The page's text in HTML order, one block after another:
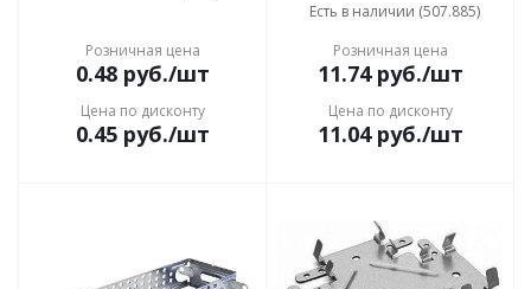
Розничная цена
0.48руб./шт
Цена по дисконту
0.45руб./шт
Есть в наличии (507.885)
Розничная цена
11.74руб./шт
Цена по дисконту
11.04руб./шт